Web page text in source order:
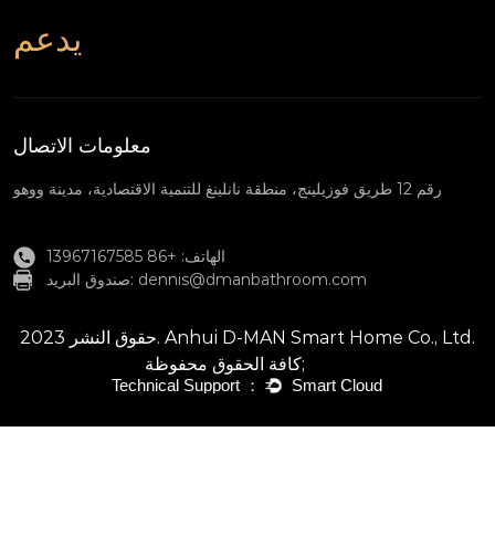
يدعم
معلومات الاتصال
رقم 12 طريق فوزيلينج، منطقة نانلينغ للتنمية الاقتصادية، مدينة ووهو
الهاتف: +86 13967167585
صندوق البريد: dennis@dmanbathroom.com
حقوق النشر 2023. Anhui D-MAN Smart Home Co., Ltd.
كافة الحقوق محفوظة;